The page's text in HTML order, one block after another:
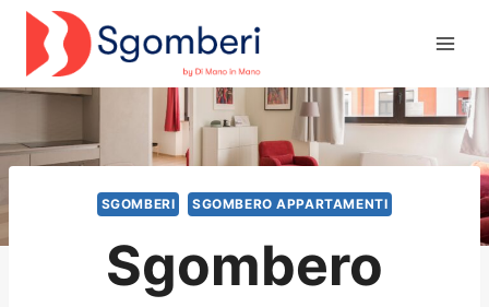
Salta
contenuto
SGOMBERI SGOMBERO APPARTAMENTI
Sgombero